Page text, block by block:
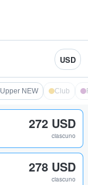
USD
Upper NEW Club
272 USD
ciascuno
278 USD
ciascuno